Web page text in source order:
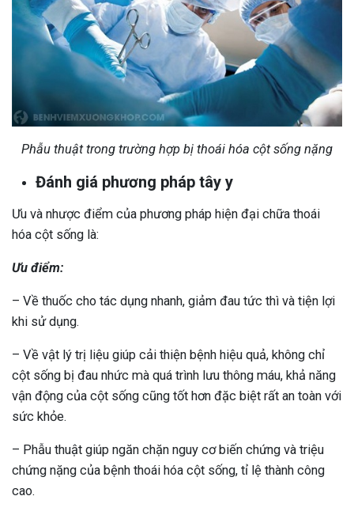
Phẫu thuật trong trường hợp bị thoái hóa cột sống nặng
Đánh giá phương pháp tây y
Ưu và nhược điểm của phương pháp hiện đại chữa thoái
hóa cột sống là:
Ưu điểm:
– Về thuốc cho tác dụng nhanh, giảm đau tức thì và tiện lợi
khi sử dụng.
– Về vật lý trị liệu giúp cải thiện bệnh hiệu quả, không chỉ
cột sống bị đau nhức mà quá trình lưu thông máu, khả năng
vận động của cột sống cũng tốt hơn đặc biệt rất an toàn với
sức khỏe.
– Phẫu thuật giúp ngăn chặn nguy cơ biến chứng và triệu
chứng nặng của bệnh thoái hóa cột sống, tỉ lệ thành công
cao.